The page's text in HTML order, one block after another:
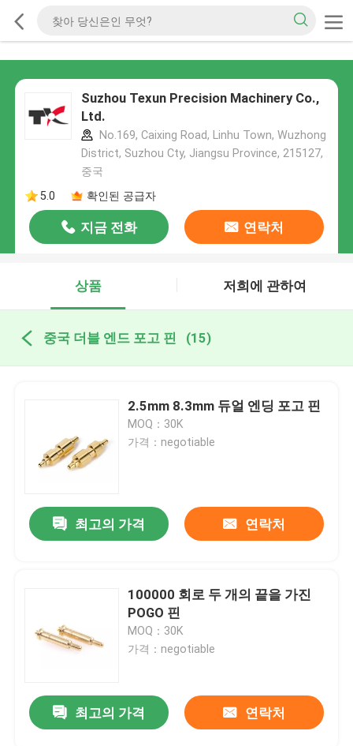
Suzhou Texun Precision Machinery Co.,
Ltd.
No.169, Caixing Road, Linhu Town, Wuzhong
District, Suzhou Cty, Jiangsu Province, 215127,
중국
5.0
확인된 공급자
지금 전화 연락처
상품 저희에 관하여
중국 더블 엔드 포고 핀 (15)
2.5mm 8.3mm 듀얼 엔딩 포고 핀
MOQ：30K
가격：negotiable
최고의 가격 연락처
100000 회로 두 개의 끝을 가진
POGO 핀
MOQ：30K
가격：negotiable
최고의 가격 연락처